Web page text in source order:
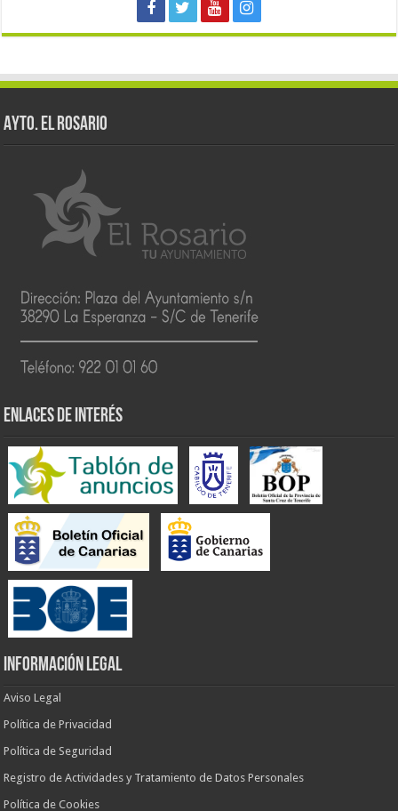
AYTO. EL ROSARIO
ENLACES DE INTERÉS
INFORMACIÓN LEGAL
Aviso Legal
Política de Privacidad
Política de Seguridad
Registro de Actividades y Tratamiento de Datos Personales
Política de Cookies